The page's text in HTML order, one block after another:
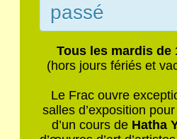
passé
Tous les mardis de
(hors jours fériés et
Le Frac ouvre
salles d’exposition
d’un cours de Hatha